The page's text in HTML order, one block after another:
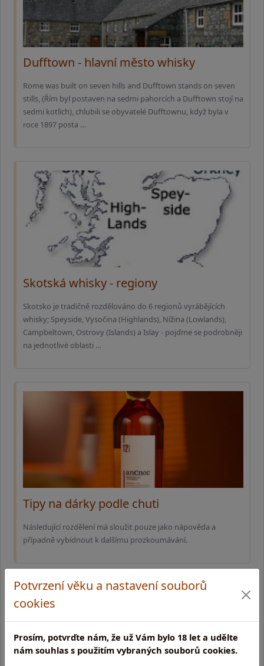
Potvrzení věku a nastavení souborů
cookies
Prosím, potvrďte nám, že už Vám bylo 18 let a udělte
nám souhlas s použitím vybraných souborů cookies.
Dufftown - hlavní město whisky
Rome was built on seven hills and Dufftown stands on seven
stills, (Řím byl postaven na sedmi pahorcích a Dufftown stojí na
sedmi kotlích), chlubili se obyvatelé Dufftownu, když byla v
roce 1897 posta …
Skotská whisky - regiony
Skotsko je tradičně rozdělováno do 6 regionů vyrábějících
whisky; Speyside, Vysočina (Highlands), Nížina (Lowlands),
Campbeltown, Ostrovy (Islands) a Islay - pojďme se podrobněji
na jednotlivé oblasti …
Tipy na dárky podle chuti
Následující rozdělení má sloužit pouze jako nápověda a
případně vybídnout k dalšímu prozkoumávání.